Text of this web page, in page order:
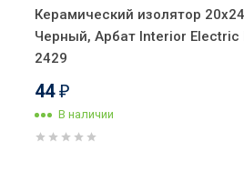
Керамический изолятор
Черный, Арбат Interior Electric
2429
44 ₽
В наличии